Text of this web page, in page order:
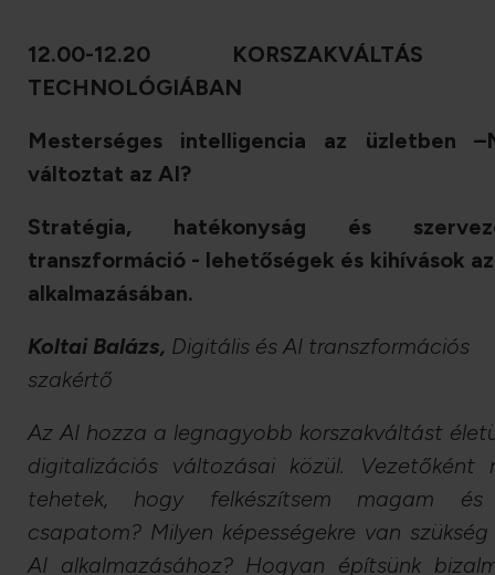
12.00-12.20
TECHNOLÓGIÁBAN
Mesterséges intelligencia az üzletben
változtat az AI?
Stratégia, hatékonyság és
transzformáció - lehetőségek és kihívások
alkalmazásában.
Koltai Balázs, Digitális és AI transzformációs
szakértő
Az AI hozza a legnagyobb korszakváltást
digitalizációs változásai közül. Vezetőként
tehetek, hogy felkészítsem magam
csapatom? Milyen képességekre van
AI alkalmazásához? Hogyan építsünk